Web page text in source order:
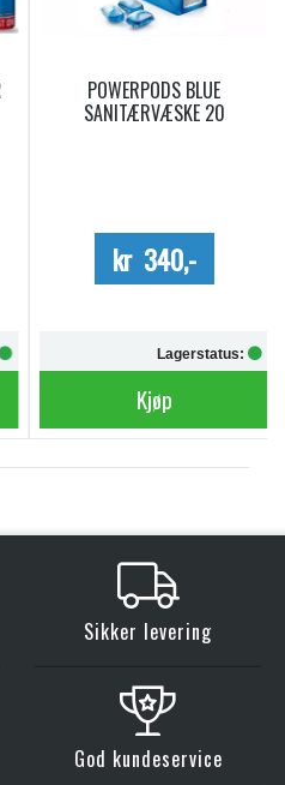
POWERPODS BLUE
SANITÆRVÆSKE 20
kr 340,-
Lagerstatus:
Kjøp
Sikker levering
God kundeservice